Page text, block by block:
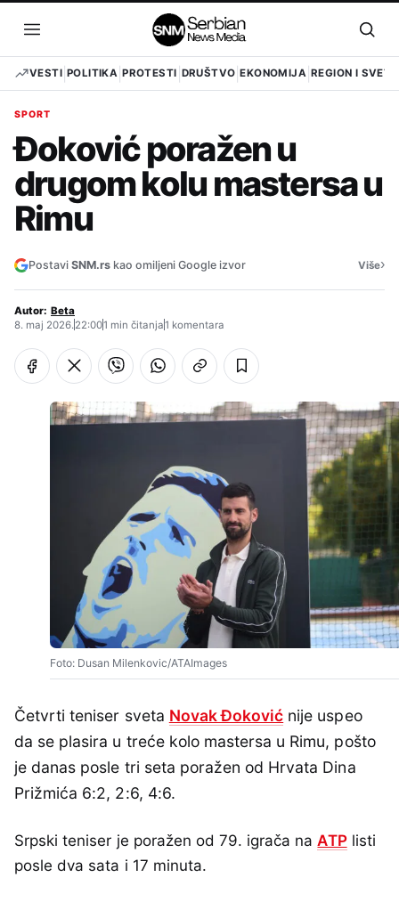
sadržaj
Otvori
meni
VESTI POLITIKA PROTESTI DRUŠTVO EKONOMIJA REGION I SVET
SPORT
Đoković poražen u
drugom kolu mastersa u
Rimu
Postavi SNM.rs kao omiljeni Google izvor Više›
Autor: Beta
8. maj 2026.22:001 min čitanja1 komentara
Foto: Dusan Milenkovic/ATAImages
Četvrti teniser sveta Novak Đoković nije uspeo
da se plasira u treće kolo mastersa u Rimu, pošto
je danas posle tri seta poražen od Hrvata Dina
Prižmića 6:2, 2:6, 4:6.
Srpski teniser je poražen od 79. igrača naATPlisti
posle dva sata i 17 minuta.